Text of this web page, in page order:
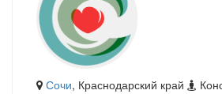
Сочи, Краснодарский край